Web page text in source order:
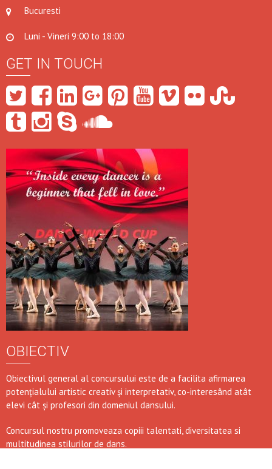
Bucuresti
Luni - Vineri 9:00 to 18:00
GET IN TOUCH
OBIECTIV
Obiectivul general al concursului este de a facilita afirmarea
potențialului artistic creativ și interpretativ, co-interesând atât
elevi cât și profesori din domeniul dansului.
Concursul nostru promoveaza copiii talentati, diversitatea si
multitudinea stilurilor de dans.